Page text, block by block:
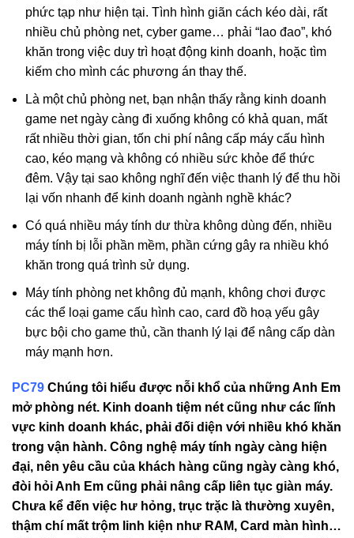
phức tạp như hiện tại. Tình hình giãn cách kéo dài, rất
nhiều chủ phòng net, cyber game… phải “lao đao”, khó
khăn trong việc duy trì hoạt động kinh doanh, hoặc tìm
kiếm cho mình các phương án thay thế.
Là một chủ phòng net, bạn nhận thấy rằng kinh doanh
game net ngày càng đi xuống không có khả quan, mất
rất nhiều thời gian, tốn chi phí nâng cấp máy cấu hình
cao, kéo mạng và không có nhiều sức khỏe để thức
đêm. Vậy tại sao không nghĩ đến việc thanh lý để thu hồi
lại vốn nhanh để kinh doanh ngành nghề khác?
Có quá nhiều máy tính dư thừa không dùng đến, nhiều
máy tính bị lỗi phần mềm, phần cứng gây ra nhiều khó
khăn trong quá trình sử dụng.
Máy tính phòng net không đủ mạnh, không chơi được
các thể loại game cấu hình cao, card đồ hoạ yếu gây
bực bội cho game thủ, cần thanh lý lại để nâng cấp dàn
máy mạnh hơn.
PC79 Chúng tôi hiểu được nỗi khổ của những Anh Em
mở phòng nét. Kinh doanh tiệm nét cũng như các lĩnh
vực kinh doanh khác, phải đối diện với nhiều khó khăn
trong vận hành. Công nghệ máy tính ngày càng hiện
đại, nên yêu cầu của khách hàng cũng ngày càng khó,
đòi hỏi Anh Em cũng phải nâng cấp liên tục giàn máy.
Chưa kể đến việc hư hỏng, trục trặc là thường xuyên,
thậm chí mất trộm linh kiện như RAM, Card màn hình…